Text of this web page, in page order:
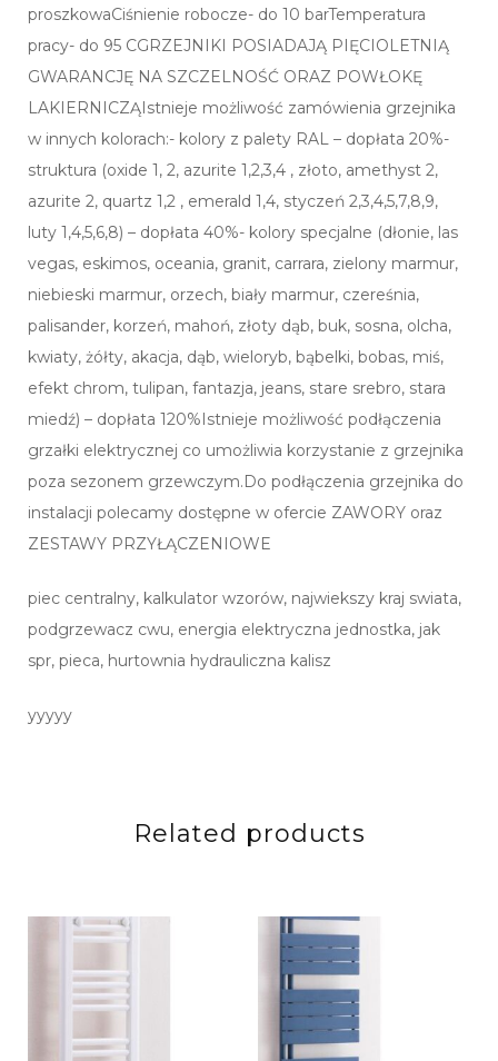
proszkowaCiśnienie robocze- do 10 barTemperatura
pracy- do 95 CGRZEJNIKI POSIADAJĄ PIĘCIOLETNIĄ
GWARANCJĘ NA SZCZELNOŚĆ ORAZ POWŁOKĘ
LAKIERNICZĄIstnieje możliwość zamówienia grzejnika
w innych kolorach:- kolory z palety RAL – dopłata 20%-
struktura (oxide 1, 2, azurite 1,2,3,4 , złoto, amethyst 2,
azurite 2, quartz 1,2 , emerald 1,4, styczeń 2,3,4,5,7,8,9,
luty 1,4,5,6,8) – dopłata 40%- kolory specjalne (dłonie, las
vegas, eskimos, oceania, granit, carrara, zielony marmur,
niebieski marmur, orzech, biały marmur, czereśnia,
palisander, korzeń, mahoń, złoty dąb, buk, sosna, olcha,
kwiaty, żółty, akacja, dąb, wieloryb, bąbelki, bobas, miś,
efekt chrom, tulipan, fantazja, jeans, stare srebro, stara
miedź) – dopłata 120%Istnieje możliwość podłączenia
grzałki elektrycznej co umożliwia korzystanie z grzejnika
poza sezonem grzewczym.Do podłączenia grzejnika do
instalacji polecamy dostępne w ofercie ZAWORY oraz
ZESTAWY PRZYŁĄCZENIOWE
piec centralny, kalkulator wzorów, najwiekszy kraj swiata,
podgrzewacz cwu, energia elektryczna jednostka, jak
spr, pieca, hurtownia hydrauliczna kalisz
yyyyy
Related products